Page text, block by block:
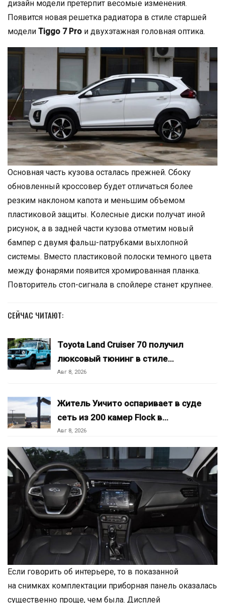
дизайн модели претерпит весомые изменения.
Появится новая решетка радиатора в стиле старшей
модели Tiggo 7 Pro и двухэтажная головная оптика.
Основная часть кузова осталась прежней. Сбоку
обновленный кроссовер будет отличаться более
резким наклоном капота и меньшим объемом
пластиковой защиты. Колесные диски получат иной
рисунок, а в задней части кузова отметим новый
бампер с двумя фальш-патрубками выхлопной
системы. Вместо пластиковой полоски темного цвета
между фонарями появится хромированная планка.
Повторитель стоп-сигнала в спойлере станет крупнее.
СЕЙЧАС ЧИТАЮТ:
Toyota Land Cruiser 70 получил
люксовый тюнинг в стиле…
Авг 8, 2026
Житель Уичито оспаривает в суде
сеть из 200 камер Flock в…
Авг 8, 2026
Если говорить об интерьере, то в показанной
на снимках комплектации приборная панель оказалась
существенно проще, чем была. Дисплей